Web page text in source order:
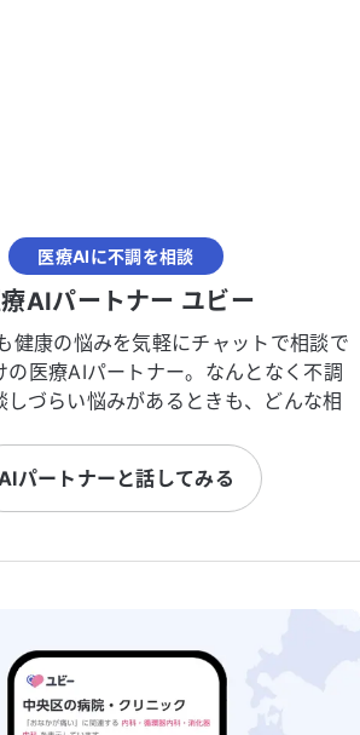
医療AIに不調を相談
療AIパートナー ユビー
健康の悩みを気軽にチャットで相談で
の医療AIパートナー。なんとなく不調
しづらい悩みがあるときも、どんな相
パートナーと話してみる